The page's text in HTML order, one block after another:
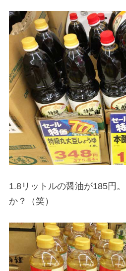
1.8リットルの醤油が185円
か？（笑）